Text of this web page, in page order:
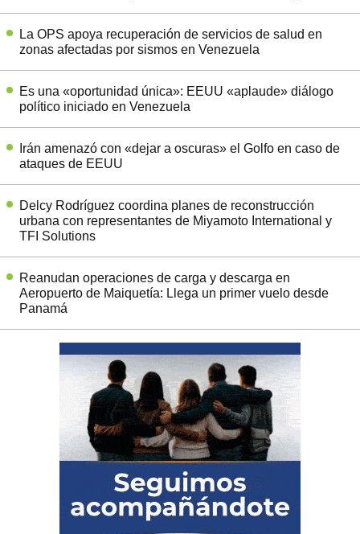
La OPS apoya recuperación de servicios de salud en
zonas afectadas por sismos en Venezuela
Es una «oportunidad única»: EEUU «aplaude» diálogo
político iniciado en Venezuela
Irán amenazó con «dejar a oscuras» el Golfo en caso de
ataques de EEUU
Delcy Rodríguez coordina planes de reconstrucción
urbana con representantes de Miyamoto International y
TFI Solutions
Reanudan operaciones de carga y descarga en
Aeropuerto de Maiquetía: Llega un primer vuelo desde
Panamá